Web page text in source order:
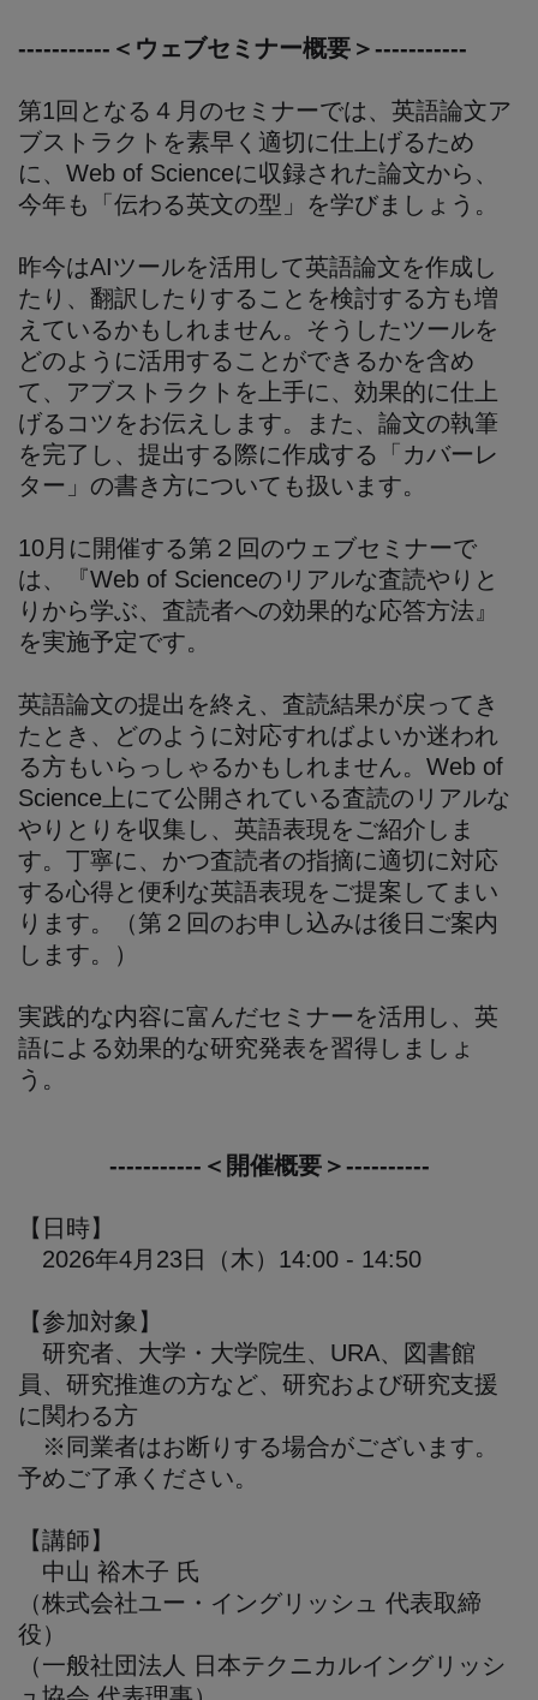
-----------＜ウェブセミナー概要＞-----------
第1回となる４月のセミナーでは、英語論文ア
ブストラクトを素早く適切に仕上げるため
に、Web of Scienceに収録された論文から、
今年も「伝わる英文の型」を学びましょう。
昨今はAIツールを活用して英語論文を作成し
たり、翻訳したりすることを検討する方も増
えているかもしれません。そうしたツールを
どのように活用することができるかを含め
て、アブストラクトを上手に、効果的に仕上
げるコツをお伝えします。また、論文の執筆
を完了し、提出する際に作成する「カバーレ
ター」の書き方についても扱います。
10月に開催する第２回のウェブセミナーで
は、『Web of Scienceのリアルな査読やりと
りから学ぶ、査読者への効果的な応答方法』
を実施予定です。
英語論文の提出を終え、査読結果が戻ってき
たとき、どのように対応すればよいか迷われ
る方もいらっしゃるかもしれません。Web of
Science上にて公開されている査読のリアルな
やりとりを収集し、英語表現をご紹介しま
す。丁寧に、かつ査読者の指摘に適切に対応
する心得と便利な英語表現をご提案してまい
ります。（第２回のお申し込みは後日ご案内
します。）
実践的な内容に富んだセミナーを活用し、英
語による効果的な研究発表を習得しましょ
う。
-----------＜開催概要＞----------
【日時】
2026年4月23日（木）14:00 - 14:50
【参加対象】
研究者、大学・大学院生、URA、図書館
員、研究推進の方など、研究および研究支援
に関わる方
※同業者はお断りする場合がございます。
予めご了承ください。
【講師】
中山 裕木子 氏
（株式会社ユー・イングリッシュ 代表取締
役）
（一般社団法人 日本テクニカルイングリッシ